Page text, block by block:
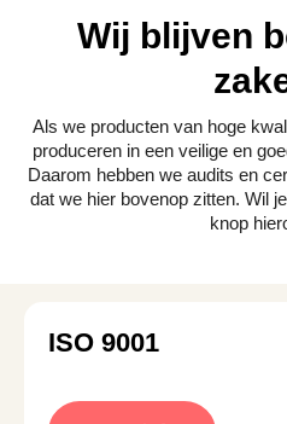
Wij blijven
Als we producten van hoge
produceren in een veilige en
Daarom hebben we audits en
dat we hier bovenop zitten. Wil
knop
ISO 9001